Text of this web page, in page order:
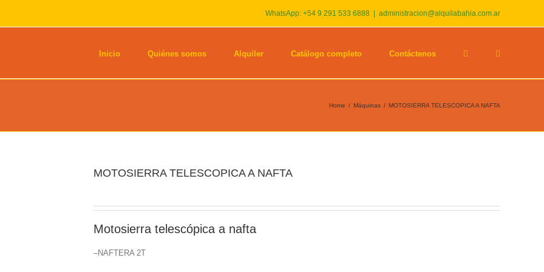
WhatsApp: +54 9 291 533 6888 administracion@alquilabahia.com.ar
Inicio Quiénes somos Alquiler Catálogo completo Contáctenos
Home / Máquinas / MOTOSIERRA TELESCOPICA A NAFTA
MOTOSIERRA TELESCOPICA A NAFTA
Motosierra telescópica a nafta
–NAFTERA 2T